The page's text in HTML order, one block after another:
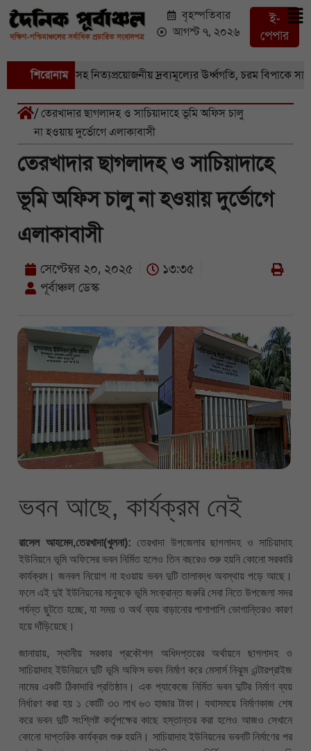
বৃহস্পতিবার
আগস্ট ৭, ২০২৬
ই-
পেপার
শিরোনাম
সবজি-সহ নিত্যপ্রয়োজনীয় দ্রব্যমূল্যের ঊর্ধ্বগতি, চরম বিপাকে সাধারণ
/ তেরখাদার ছাগলাদহ ও সাচিয়াদাহে ভূমি অফিস চালু
না হওয়ায় দুর্ভোগে এলাকাবাসী
তেরখাদার ছাগলাদহ ও সাচিয়াদাহে
ভূমি অফিস চালু না হওয়ায় দুর্ভোগে
এলাকাবাসী
সেপ্টেম্বর ২০, ২০২৫
১৩:৩৫
পূর্বাঞ্চল ডেস্ক
ভবন আছে, কার্যক্রম নেই
রাসেল আহমেদ,তেরখাদা(খুলনা): তেরখাদা উপজেলার ছাগলাদহ ও সাচিয়াদাহ
ইউনিয়নে ভূমি অফিসের ভবন নির্মিত হলেও তিন বছরেও শুরু হয়নি কোনো সরকারি
কার্যক্রম। জনবল নিয়োগ না হওয়ায় ভবন দুটি তালাবদ্ধ অবস্থায় পড়ে আছে।
ফলে এই দুই ইউনিয়নের মানুষকে ভূমি সংক্রান্ত জরুরি সেবা নিতে উপজেলা সদর
পর্যন্ত ছুটতে হচ্ছে, যা সময় ও অর্থ ব্যয় বাড়ানোর পাশাপাশি ভোগান্তিরও কারণ
হয়ে দাঁড়িয়েছে।
জানায়ায়, স্থানীয় সরকার প্রকৌশল অধিদপ্তরের অর্থায়নে ছাগলাদহ ও
সাচিয়াদাহ ইউনিয়নে দুটি ভূমি অফিস ভবন নির্মাণ করে মেসার্স নিঝুম এন্টারপ্রাইজ
নামের একটি ঠিকাদারি প্রতিষ্ঠান। এক প্যাকেজে নির্মিত ভবন দুটির নির্মাণ ব্যয়
নির্ধারণ করা হয় ১ কোটি ৩৩ লাখ ৬৩ হাজার টাকা। যথাসময়ে নির্মাণকাজ শেষ
করে ভবন দুটি সংশ্লিষ্ট কর্তৃপক্ষের কাছে হস্তান্তর করা হলেও আজও সেখানে
কোনো দাপ্তরিক কার্যক্রম শুরু হয়নি। সাচিয়াদাহ ইউনিয়নের ভবনটি নির্মাণের পর